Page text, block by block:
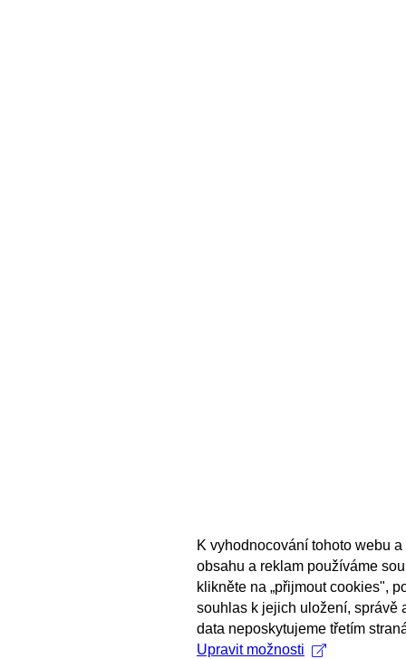
K vyhodnocování tohoto webu
obsahu a reklam používáme
klikněte na „přijmout cookies",
souhlas k jejich uložení, správě
data neposkytujeme třetím
Upravit možnosti